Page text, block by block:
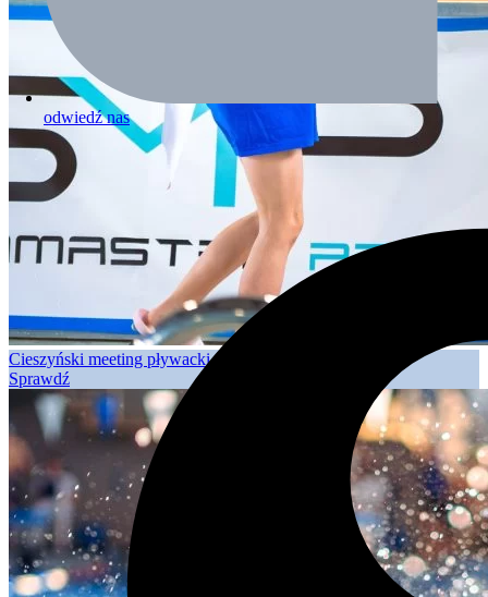
odwiedź nas
Cieszyński meeting pływacki – runda II – 21.04.2026
Sprawdź